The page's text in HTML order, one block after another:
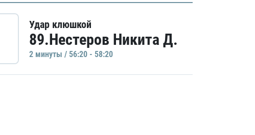
Удар клюшкой
89.Нестеров Никита Д.
2 минуты / 56:20 - 58:20